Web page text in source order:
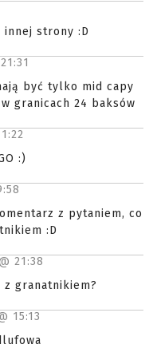
innej strony :D
21:31
być tylko mid capy
granicach 24 baksów
:)
z pytaniem, co
:D
21:38
z granatnikiem?
15:13